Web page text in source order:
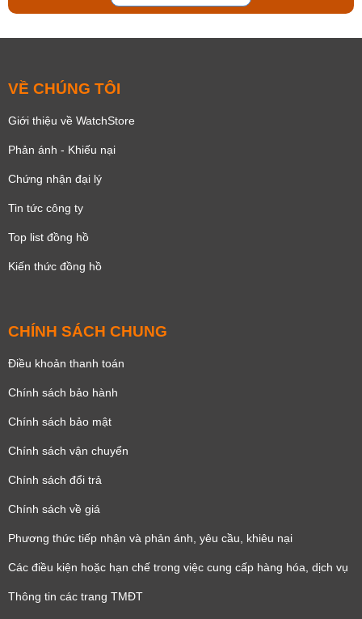
VỀ CHÚNG TÔI
Giới thiệu về WatchStore
Phản ánh - Khiếu nại
Chứng nhận đại lý
Tin tức công ty
Top list đồng hồ
Kiến thức đồng hồ
CHÍNH SÁCH CHUNG
Điều khoản thanh toán
Chính sách bảo hành
Chính sách bảo mật
Chính sách vận chuyển
Chính sách đổi trả
Chính sách về giá
Phương thức tiếp nhận và phản ánh, yêu cầu, khiêu nại
Các điều kiện hoặc hạn chế trong việc cung cấp hàng hóa, dịch vụ
Thông tin các trang TMĐT